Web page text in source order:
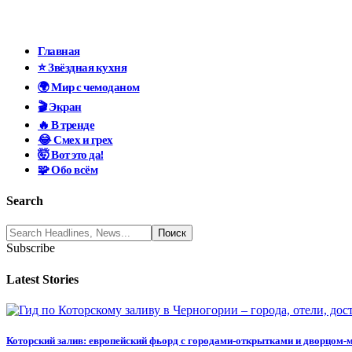
Главная
⭐ Звёздная кухня
🌍 Мир с чемоданом
🎬 Экран
🔥 В тренде
😂 Смех и грех
🤯 Вот это да!
🧩 Обо всём
Search
Subscribe
Latest Stories
Которский залив: европейский фьорд с городами-открытками и дворцом-